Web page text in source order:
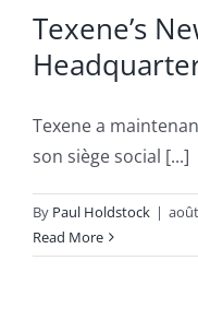
Texene’s
Texene a
son siège social [...]
By Paul Holdstock |
Read More